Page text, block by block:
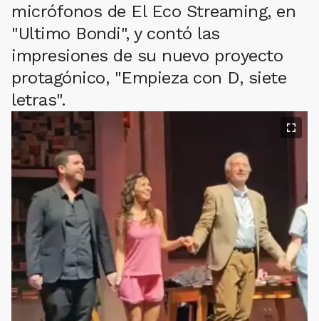
micrófonos de El Eco Streaming, en
"Ultimo Bondi", y contó las
impresiones de su nuevo proyecto
protagónico, "Empieza con D, siete
letras".